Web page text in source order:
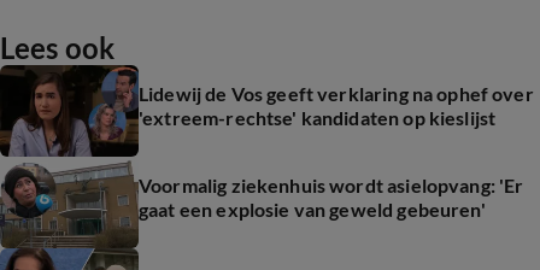
Lees ook
Lidewij de Vos geeft verklaring na ophef over
'extreem-rechtse' kandidaten op kieslijst
Voormalig ziekenhuis wordt asielopvang: 'Er
gaat een explosie van geweld gebeuren'